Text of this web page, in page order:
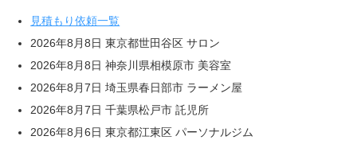
見積もり依頼一覧
2026年8月8日 東京都世田谷区 サロン
2026年8月8日 神奈川県相模原市 美容室
2026年8月7日 埼玉県春日部市 ラーメン屋
2026年8月7日 千葉県松戸市 託児所
2026年8月6日 東京都江東区 パーソナルジム